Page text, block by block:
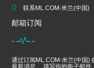
联系ML.COM-米兰(中国)
邮箱订阅
通过订阅ML.COM-米兰(中国)